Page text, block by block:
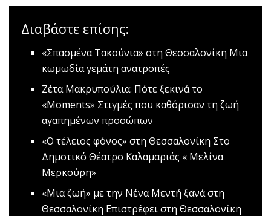
Διαβάστε επίσης:
«Σπασμένα Τακούνια» στη Θεσσαλονίκη Μια
κωμωδία γεμάτη ανατροπές
Ζέτα Μακρυπούλια: Πότε ξεκινά το
«Μοments» Στιγμές που καθόρισαν τη ζωή
αγαπημένων προσώπων
«Ο τέλειος φόνος» στη Θεσσαλονίκη Στο
Δημοτικό Θέατρο Καλαμαριάς « Μελίνα
Μερκούρη»
«Μια ζωή» με την Νένα Μεντή ξανά στη
Θεσσαλονίκη Επιστρέφει στη Θεσσαλονίκη